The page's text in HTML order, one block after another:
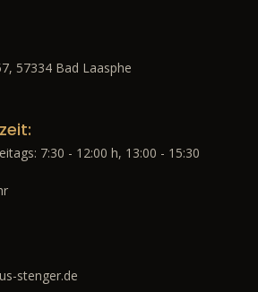
57334 Bad Laasphe
7:30 - 12:00 h, 13:00 - 15:30
stenger.de